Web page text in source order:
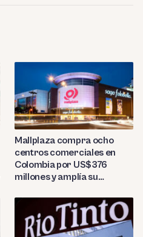
Mallplaza compra ocho
centros comerciales en
Colombia por US$376
millones y amplía su